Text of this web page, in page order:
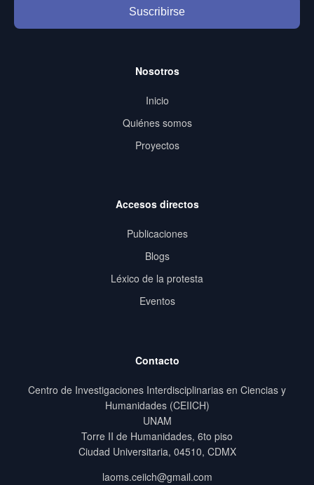
Suscribirse
Nosotros
Inicio
Quiénes somos
Proyectos
Accesos directos
Publicaciones
Blogs
Léxico de la protesta
Eventos
Contacto
Centro de Investigaciones Interdisciplinarias en Ciencias y
Humanidades (CEIICH)
UNAM
Torre II de Humanidades, 6to piso
Ciudad Universitaria, 04510, CDMX
laoms.ceiich@gmail.com